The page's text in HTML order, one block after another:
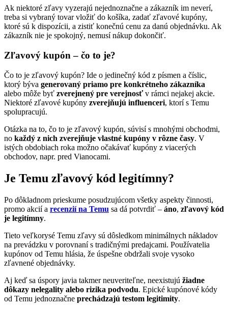
Ak niektoré zľavy vyzerajú nejednoznačne a zákazník im neverí,
treba si vybraný tovar vložiť do košíka, zadať zľavové kupóny,
ktoré sú k dispozícii, a zistiť konečnú cenu za danú objednávku. Ak
zákazník nie je spokojný, nemusí nákup dokončiť.
Zľavový kupón – čo to je?
Čo to je zľavový kupón? Ide o jedinečný kód z písmen a číslic,
ktorý býva generovaný priamo pre konkrétneho zákazníka
alebo môže byť zverejnený pre verejnosťv rámci nejakej akcie.
Niektoré zľavové kupóny zverejňujú influenceri, ktorí s Temu
spolupracujú.
Otázka na to, čo to je zľavový kupón, súvisí s mnohými obchodmi,
no každý z nich zverejňuje vlastné kupóny v rôzne časy. V
istých obdobiach roka možno očakávať kupóny z viacerých
obchodov, napr. pred Vianocami.
Je Temu zľavový kód legitímny?
Po dôkladnom prieskume posudzujúcom všetky aspekty činnosti,
promo akcií a recenzií na Temu sa dá potvrdiť – áno, zľavový kód
je legitímny.
Tieto veľkorysé Temu zľavy sú dôsledkom minimálnych nákladov
na prevádzku v porovnaní s tradičnými predajcami. Používatelia
kupónov od Temu hlásia, že úspešne obdržali svoje vysoko
zľavnené objednávky.
Aj keď sa úspory javia takmer neuveriteľne, neexistujú žiadne
dôkazy nelegality alebo rizika podvodu. Epické kupónové kódy
od Temu jednoznačne prechádzajú testom legitimity.